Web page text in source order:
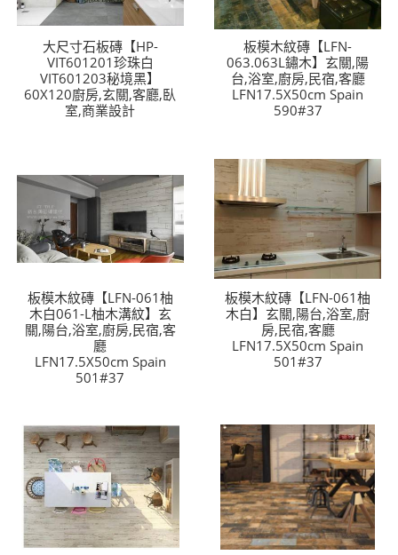
大尺寸石板磚【HP-
VIT601201珍珠白
VIT601203秘境黑】
60X120廚房,玄關,客廳,臥
室,商業設計
板模木紋磚【LFN-
063.063L鏽木】玄關,陽
台,浴室,廚房,民宿,客廳
LFN17.5X50cm Spain
590#37
板模木紋磚【LFN-061柚
木白061-L柚木溝紋】玄
關,陽台,浴室,廚房,民宿,客
廳
LFN17.5X50cm Spain
501#37
板模木紋磚【LFN-061柚
木白】玄關,陽台,浴室,廚
房,民宿,客廳
LFN17.5X50cm Spain
501#37